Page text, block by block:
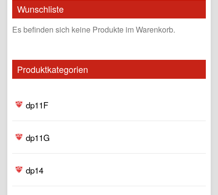
Wunschliste
Es befinden sich keine Produkte im Warenkorb.
Produktkategorien
dp11F
dp11G
dp14